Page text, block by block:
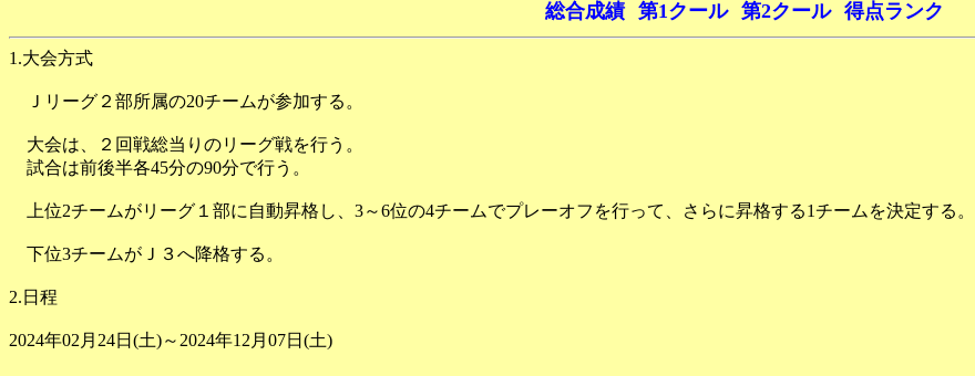
総合成績 第1クール 第2クール 得点ランク
1.大会方式
Ｊリーグ２部所属の20チームが参加する。
大会は、２回戦総当りのリーグ戦を行う。
試合は前後半各45分の90分で行う。
上位2チームがリーグ１部に自動昇格し、3～6位の4チームでプレーオフを行って、さらに昇格する1チームを決定する。
下位3チームがＪ３へ降格する。
2.日程
2024年02月24日(土)～2024年12月07日(土)